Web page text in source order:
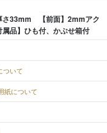
さ33mm 【前面】2mmアク
品】ひも付、かぶせ箱付
ついて
紙について